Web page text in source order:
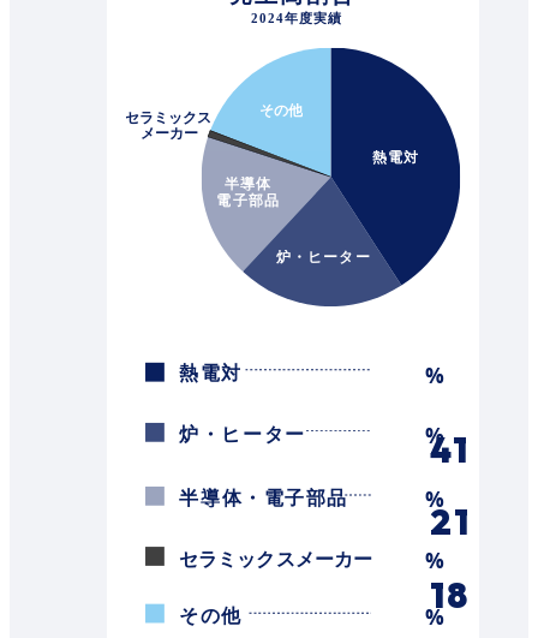
41
21
18